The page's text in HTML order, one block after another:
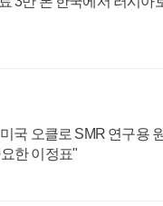
국 오클로 SMR 연구용
한 이정표"